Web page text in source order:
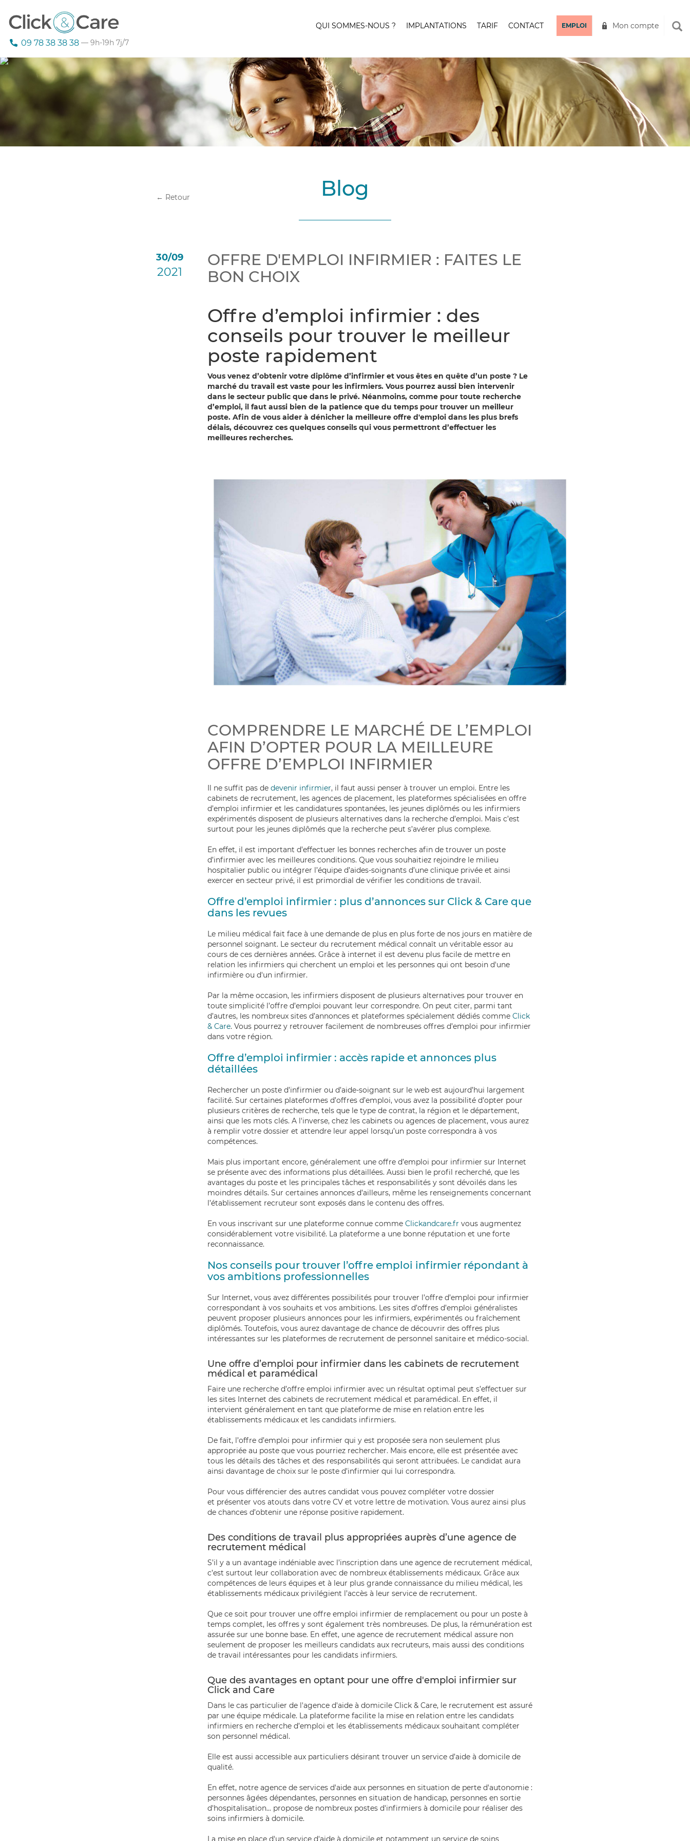
09 78 38 38 38 — 9h-19h 7j/7
QUI SOMMES-NOUS ? IMPLANTATIONS TARIF CONTACT EMPLOI Mon compte
Blog
← Retour
30/09
2021
OFFRE D'EMPLOI INFIRMIER : FAITES LE
BON CHOIX
Offre d’emploi infirmier : des
conseils pour trouver le meilleur
poste rapidement
Vous venez d’obtenir votre diplôme d’infirmier et vous êtes en quête d’un poste ? Le
marché du travail est vaste pour les infirmiers. Vous pourrez aussi bien intervenir
dans le secteur public que dans le privé. Néanmoins, comme pour toute recherche
d’emploi, il faut aussi bien de la patience que du temps pour trouver un meilleur
poste. Afin de vous aider à dénicher la meilleure offre d'emploi dans les plus brefs
délais, découvrez ces quelques conseils qui vous permettront d’effectuer les
meilleures recherches.
COMPRENDRE LE MARCHÉ DE L’EMPLOI
AFIN D’OPTER POUR LA MEILLEURE
OFFRE D’EMPLOI INFIRMIER
Il ne suffit pas de devenir infirmier, il faut aussi penser à trouver un emploi. Entre les
cabinets de recrutement, les agences de placement, les plateformes spécialisées en offre
d’emploi infirmier et les candidatures spontanées, les jeunes diplômés ou les infirmiers
expérimentés disposent de plusieurs alternatives dans la recherche d’emploi. Mais c’est
surtout pour les jeunes diplômés que la recherche peut s’avérer plus complexe.
En effet, il est important d’effectuer les bonnes recherches afin de trouver un poste
d’infirmier avec les meilleures conditions. Que vous souhaitiez rejoindre le milieu
hospitalier public ou intégrer l’équipe d’aides-soignants d’une clinique privée et ainsi
exercer en secteur privé, il est primordial de vérifier les conditions de travail.
Offre d’emploi infirmier : plus d’annonces sur Click & Care que
dans les revues
Le milieu médical fait face à une demande de plus en plus forte de nos jours en matière de
personnel soignant. Le secteur du recrutement médical connaît un véritable essor au
cours de ces dernières années. Grâce à internet il est devenu plus facile de mettre en
relation les infirmiers qui cherchent un emploi et les personnes qui ont besoin d'une
infirmière ou d'un infirmier.
Par la même occasion, les infirmiers disposent de plusieurs alternatives pour trouver en
toute simplicité l’offre d’emploi pouvant leur correspondre. On peut citer, parmi tant
d’autres, les nombreux sites d’annonces et plateformes spécialement dédiés comme Click
& Care. Vous pourrez y retrouver facilement de nombreuses offres d’emploi pour infirmier
dans votre région.
Offre d’emploi infirmier : accès rapide et annonces plus
détaillées
Rechercher un poste d’infirmier ou d’aide-soignant sur le web est aujourd’hui largement
facilité. Sur certaines plateformes d’offres d’emploi, vous avez la possibilité d’opter pour
plusieurs critères de recherche, tels que le type de contrat, la région et le département,
ainsi que les mots clés. A l'inverse, chez les cabinets ou agences de placement, vous aurez
à remplir votre dossier et attendre leur appel lorsqu’un poste correspondra à vos
compétences.
Mais plus important encore, généralement une offre d’emploi pour infirmier sur Internet
se présente avec des informations plus détaillées. Aussi bien le profil recherché, que les
avantages du poste et les principales tâches et responsabilités y sont dévoilés dans les
moindres détails. Sur certaines annonces d’ailleurs, même les renseignements concernant
l’établissement recruteur sont exposés dans le contenu des offres.
En vous inscrivant sur une plateforme connue comme Clickandcare.fr vous augmentez
considérablement votre visibilité. La plateforme a une bonne réputation et une forte
reconnaissance.
Nos conseils pour trouver l’offre emploi infirmier répondant à
vos ambitions professionnelles
Sur Internet, vous avez différentes possibilités pour trouver l’offre d’emploi pour infirmier
correspondant à vos souhaits et vos ambitions. Les sites d’offres d’emploi généralistes
peuvent proposer plusieurs annonces pour les infirmiers, expérimentés ou fraîchement
diplômés. Toutefois, vous aurez davantage de chance de découvrir des offres plus
intéressantes sur les plateformes de recrutement de personnel sanitaire et médico-social.
Une offre d’emploi pour infirmier dans les cabinets de recrutement
médical et paramédical
Faire une recherche d’offre emploi infirmier avec un résultat optimal peut s’effectuer sur
les sites Internet des cabinets de recrutement médical et paramédical. En effet, il
intervient généralement en tant que plateforme de mise en relation entre les
établissements médicaux et les candidats infirmiers.
De fait, l’offre d’emploi pour infirmier qui y est proposée sera non seulement plus
appropriée au poste que vous pourriez rechercher. Mais encore, elle est présentée avec
tous les détails des tâches et des responsabilités qui seront attribuées. Le candidat aura
ainsi davantage de choix sur le poste d’infirmier qui lui correspondra.
Pour vous différencier des autres candidat vous pouvez compléter votre dossier
et présenter vos atouts dans votre CV et votre lettre de motivation. Vous aurez ainsi plus
de chances d’obtenir une réponse positive rapidement.
Des conditions de travail plus appropriées auprès d’une agence de
recrutement médical
S’il y a un avantage indéniable avec l’inscription dans une agence de recrutement médical,
c’est surtout leur collaboration avec de nombreux établissements médicaux. Grâce aux
compétences de leurs équipes et à leur plus grande connaissance du milieu médical, les
établissements médicaux privilégient l’accès à leur service de recrutement.
Que ce soit pour trouver une offre emploi infirmier de remplacement ou pour un poste à
temps complet, les offres y sont également très nombreuses. De plus, la rémunération est
assurée sur une bonne base. En effet, une agence de recrutement médical assure non
seulement de proposer les meilleurs candidats aux recruteurs, mais aussi des conditions
de travail intéressantes pour les candidats infirmiers.
Que des avantages en optant pour une offre d'emploi infirmier sur
Click and Care
Dans le cas particulier de l'agence d'aide à domicile Click & Care, le recrutement est assuré
par une équipe médicale. La plateforme facilite la mise en relation entre les candidats
infirmiers en recherche d’emploi et les établissements médicaux souhaitant compléter
son personnel médical.
Elle est aussi accessible aux particuliers désirant trouver un service d’aide à domicile de
qualité.
En effet, notre agence de services d'aide aux personnes en situation de perte d'autonomie :
personnes âgées dépendantes, personnes en situation de handicap, personnes en sortie
d'hospitalisation... propose de nombreux postes d'infirmiers à domicile pour réaliser des
soins infirmiers à domicile.
La mise en place d'un service d'aide à domicile et notamment un service de soins